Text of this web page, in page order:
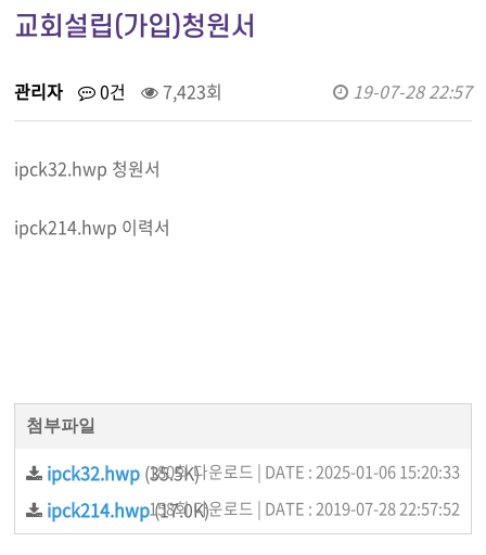
교회설립(가입)청원서
관리자 0건 7,423회 19-07-28 22:57
ipck32.hwp 청원서
ipck214.hwp 이력서
첨부파일
ipck32.hwp (35.5K)
180회 다운로드 | DATE : 2025-01-06 15:20:33
ipck214.hwp(17.0K)
158회 다운로드 | DATE : 2019-07-28 22:57:52